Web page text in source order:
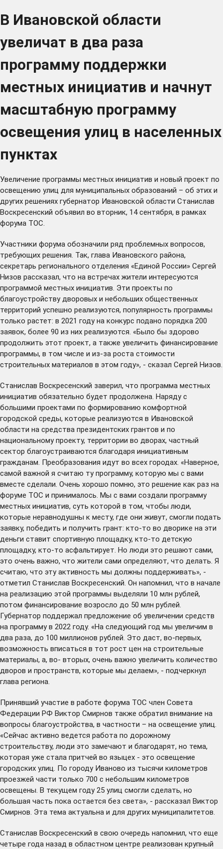
В Ивановской области
увеличат в два раза
программу поддержки
местных инициатив и начнут
масштабную программу
освещения улиц в населенных
пунктах
Увеличение программы местных инициатив и новый проект по
освещению улиц для муниципальных образований – об этих и
других решениях губернатор Ивановской области Станислав
Воскресенский объявил во вторник, 14 сентября, в рамках
форума ТОС.
Участники форума обозначили ряд проблемных вопросов,
требующих решения. Так, глава Ивановского района,
секретарь регионального отделения «Единой России» Сергей
Низов рассказал, что на встречах жители интересуются
программой местных инициатив. Эти проекты по
благоустройству дворовых и небольших общественных
территорий успешно реализуются, популярность программы
только растет: в 2021 году на конкурс подано порядка 200
заявок, более 90 из них реализуются . «Было бы здорово
продолжить этот проект, а также увеличить финансирование
программы, в том числе и из-за роста стоимости
строительных материалов в этом году», - сказал Сергей Низов.
Станислав Воскресенский заверил, что программа местных
инициатив обязательно будет продолжена. Наряду с
большими проектами по формированию комфортной
городской среды, которые реализуются в Ивановской
области на средства президентских грантов и по
национальному проекту, территории во дворах, частный
сектор благоустраиваются благодаря инициативным
гражданам. Преобразования идут во всех городах. «Наверное,
самой важной я считаю ту программу, которую мы с вами
вместе сделали. Очень хорошо помню, это решение как раз на
форуме ТОС и принималось. Мы с вами создали программу
местных инициатив, суть которой в том, чтобы люди,
которые неравнодушны к месту, где они живут, смогли подать
заявку, победить и получить грант: кто-то во дворике на эти
деньги ставит спортивную площадку, кто-то детскую
площадку, кто-то асфальтирует. Но люди это решают сами,
это очень важно, что жители сами определяют, что делать. Я
считаю, что эту активность мы должны поддерживать», -
отметил Станислав Воскресенский. Он напомнил, что в начале
на реализацию этой программы выделяли 10 млн рублей,
потом финансирование возросло до 50 млн рублей.
Губернатор поддержал предложение об увеличении средств
на программу в 2022 году. «На следующий год мы увеличим в
два раза, до 100 миллионов рублей. Это даст, во-первых,
возможность вписаться в тот рост цен на строительные
материалы, а, во- вторых, очень важно увеличить количество
дворов и пространств, которые мы делаем», - подчеркнул
глава региона.
Принявший участие в работе форума ТОС член Совета
Федерации РФ Виктор Смирнов также обратил внимание на
вопросы благоустройства, в частности – на освещение улиц.
«Сейчас активно ведется работа по дорожному
строительству, люди это замечают и благодарят, но тема,
которая уже стала притчей во языцех - это освещение
городских улиц. По городу Иваново из тысячи километров
проезжей части только 700 с небольшим километров
освещены. В текущем году 25 улиц смогли сделать, но
большая часть пока остается без света», - рассказал Виктор
Смирнов. Эта тема актуальна и для других муниципалитетов.
Станислав Воскресенский в свою очередь напомнил, что еще
четыре года назад в областном центре реализован крупный